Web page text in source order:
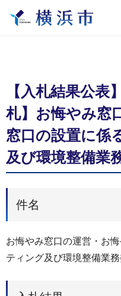
【入札結果公表
札】お悔やみ窓
窓口の設置に係
及び環境整備業
件名
お悔やみ窓口の運営・お
ティング及び環境整備業